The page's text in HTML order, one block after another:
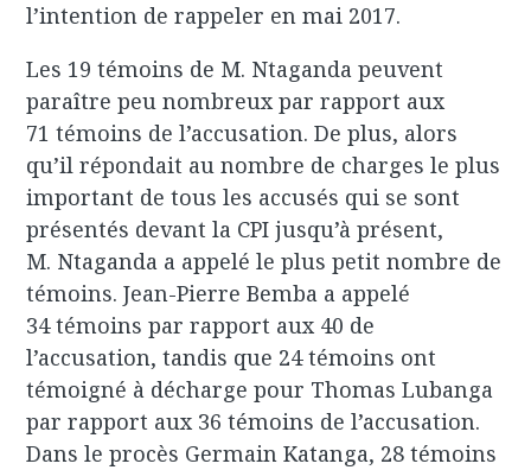
l’intention de rappeler en mai 2017.
Les 19 témoins de M. Ntaganda peuvent
paraître peu nombreux par rapport aux
71 témoins de l’accusation. De plus, alors
qu’il répondait au nombre de charges le plus
important de tous les accusés qui se sont
présentés devant la CPI jusqu’à présent,
M. Ntaganda a appelé le plus petit nombre de
témoins. Jean-Pierre Bemba a appelé
34 témoins par rapport aux 40 de
l’accusation, tandis que 24 témoins ont
témoigné à décharge pour Thomas Lubanga
par rapport aux 36 témoins de l’accusation.
Dans le procès Germain Katanga, 28 témoins